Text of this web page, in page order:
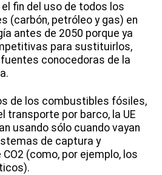
fin del uso de todos los
(carbón, petróleo y gas) en
antes de 2050 porque ya
para sustituirlos,
fuentes conocedoras de la
de los combustibles fósiles,
transporte por barco, la UE
usando sólo cuando vayan
de captura y
(como, por ejemplo, los